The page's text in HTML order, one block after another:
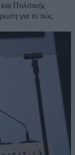
Πολιτικής
για το πώς